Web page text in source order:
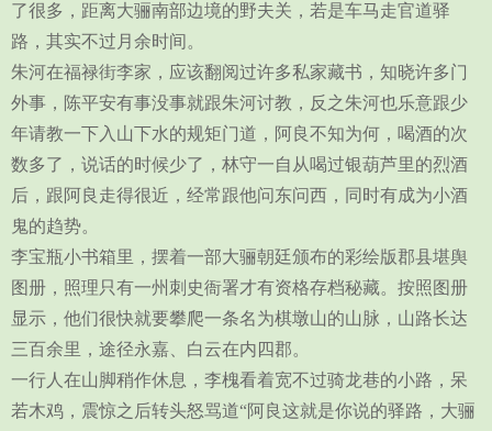
了很多，距离大骊南部边境的野夫关，若是车马走官道驿
路，其实不过月余时间。
朱河在福禄街李家，应该翻阅过许多私家藏书，知晓许多门
外事，陈平安有事没事就跟朱河讨教，反之朱河也乐意跟少
年请教一下入山下水的规矩门道，阿良不知为何，喝酒的次
数多了，说话的时候少了，林守一自从喝过银葫芦里的烈酒
后，跟阿良走得很近，经常跟他问东问西，同时有成为小酒
鬼的趋势。
李宝瓶小书箱里，摆着一部大骊朝廷颁布的彩绘版郡县堪舆
图册，照理只有一州刺史衙署才有资格存档秘藏。按照图册
显示，他们很快就要攀爬一条名为棋墩山的山脉，山路长达
三百余里，途径永嘉、白云在内四郡。
一行人在山脚稍作休息，李槐看着宽不过骑龙巷的小路，呆
若木鸡，震惊之后转头怒骂道“阿良这就是你说的驿路，大骊